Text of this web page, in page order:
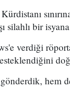
silahlı bir
verdiği
hem